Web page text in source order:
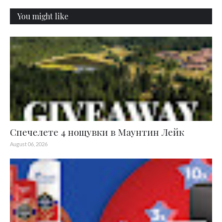
You might like
Спечелете 4 нощувки в Маунтин Лейк
August 06, 2026